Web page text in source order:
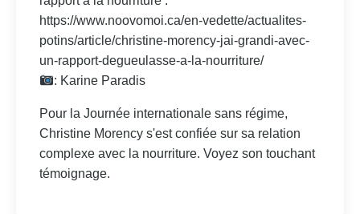
https://www.noovomoi.ca/en-vedette/actualites-
potins/article/christine-morency-jai-grandi-avec-
un-rapport-degueulasse-a-la-nourriture/
: Karine Paradis
Pour la Journée internationale sans régime,
Christine Morency s'est confiée sur sa relation
complexe avec la nourriture. Voyez son touchant
témoignage.